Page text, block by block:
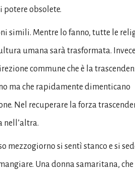
potere obsolete.
simili. Mentre lo fanno, tutte le
umana sarà trasformata. Invece
commune che è la
ma che rapidamente dimenticano
Nel recuperare la forza
nell’altra.
mezzogiorno si sentì stanco e si
Una donna samaritana, che